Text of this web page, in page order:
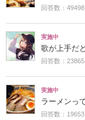
回答数：49498
実施中
歌が上手だ
回答数：23865
実施中
ラーメンっ
回答数：19653